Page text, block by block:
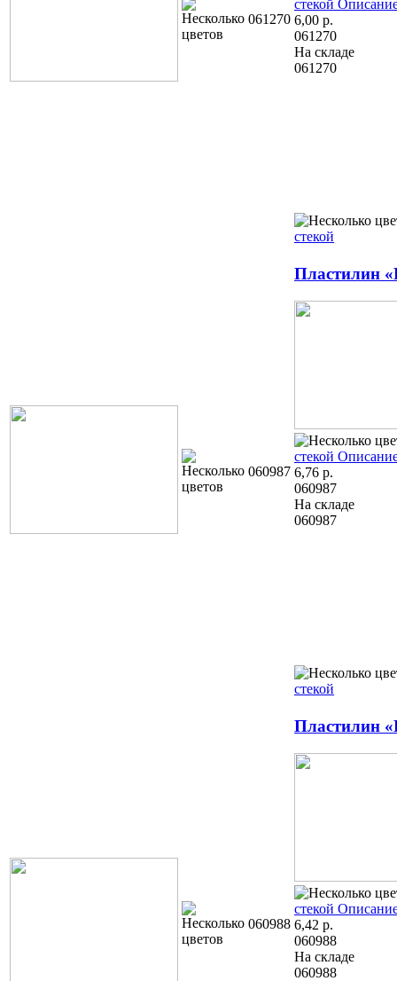
061270
стекой
6,00 р.
061270
На складе
061270
стекой
060987
Пластилин
стекой
6,76 р.
060987
На складе
060987
стекой
060988
Пластилин
стекой
6,42 р.
060988
На складе
060988